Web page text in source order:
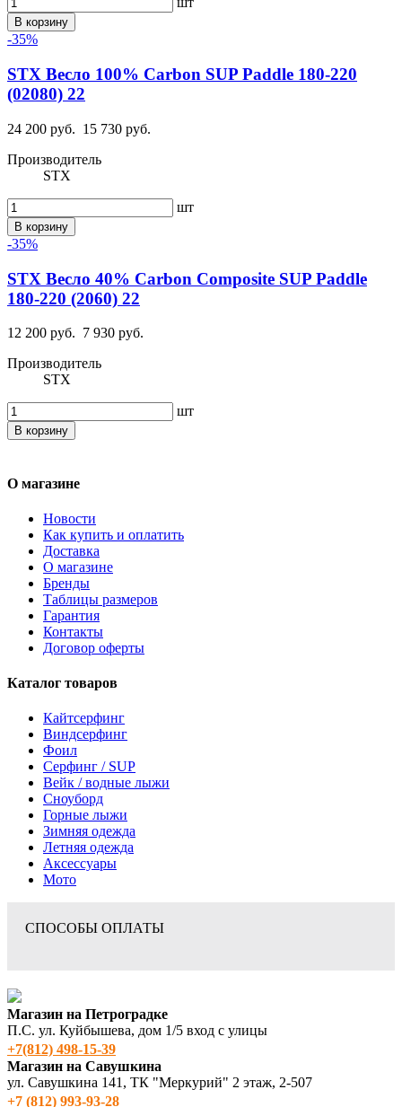
В корзину
-35%
STX Весло 100% Carbon SUP Paddle 180-220
(02080) 22
24 200 руб. 15 730 руб.
Производитель
STX
шт
В корзину
-35%
STX Весло 40% Carbon Composite SUP Paddle
180-220 (2060) 22
12 200 руб. 7 930 руб.
Производитель
STX
шт
В корзину
О магазине
Новости
Как купить и оплатить
Доставка
О магазине
Бренды
Таблицы размеров
Гарантия
Контакты
Договор оферты
Каталог товаров
Кайтсерфинг
Виндсерфинг
Фоил
Серфинг / SUP
Вейк / водные лыжи
Сноуборд
Горные лыжи
Зимняя одежда
Летняя одежда
Аксессуары
Мото
СПОСОБЫ ОПЛАТЫ
Магазин на Петроградке
П.С. ул. Куйбышева, дом 1/5 вход с улицы
+7(812) 498‑15-39
Магазин на Савушкина
ул. Савушкина 141, ТК "Меркурий" 2 этаж, 2-507
+7 (812) 993-93-28